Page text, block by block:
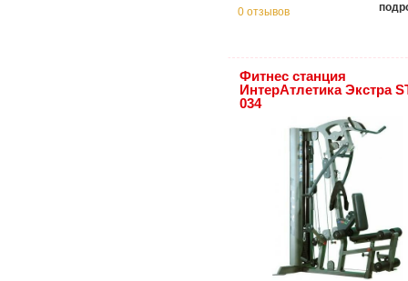
0 отзывов
Фитнес станция
ИнтерАтлетика Экстра
034